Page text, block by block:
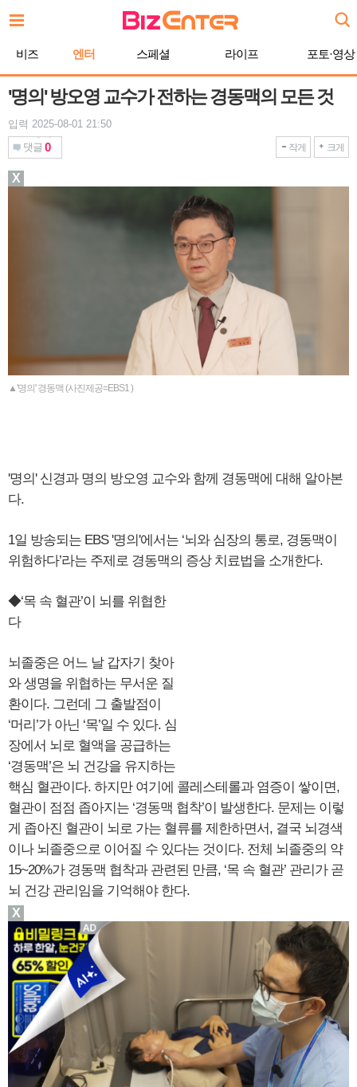
문
비즈 엔터 스페셜 라이프 포토·영상
'명의' 방오영 교수가 전하는 경동맥의 모든 것
입력 2025-08-01 21:50
댓글 0 작게 크게
▲'명의' 경동맥 (사진제공=EBS1 )
'명의' 신경과 명의 방오영 교수와 함께 경동맥에 대해 알아본
다.
1일 방송되는 EBS '명의'에서는 ‘뇌와 심장의 통로, 경동맥이
위험하다’라는 주제로 경동맥의 증상 치료법을 소개한다.
◆‘목 속 혈관’이 뇌를 위협한
다
뇌졸중은 어느 날 갑자기 찾아
와 생명을 위협하는 무서운 질
환이다. 그런데 그 출발점이
‘머리’가 아닌 ‘목’일 수 있다. 심
장에서 뇌로 혈액을 공급하는
‘경동맥’은 뇌 건강을 유지하는
핵심 혈관이다. 하지만 여기에 콜레스테롤과 염증이 쌓이면,
혈관이 점점 좁아지는 ‘경동맥 협착’이 발생한다. 문제는 이렇
게 좁아진 혈관이 뇌로 가는 혈류를 제한하면서, 결국 뇌경색
이나 뇌졸중으로 이어질 수 있다는 것이다. 전체 뇌졸중의 약
15~20%가 경동맥 협착과 관련된 만큼, ‘목 속 혈관’ 관리가 곧
뇌 건강 관리임을 기억해야 한다.
X
X